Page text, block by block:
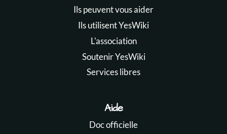
Ils peuvent vous aider
Ils utilisent YesWiki
L'association
Soutenir YesWiki
Services libres
Aide
Doc officielle